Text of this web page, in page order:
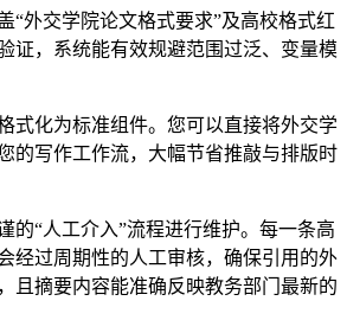
“外交学院论文格式要求”及高校格式红
证，系统能有效规避范围过泛、变量模
式化为标准组件。您可以直接将外交学
的写作工作流，大幅节省推敲与排版时
的“人工介入”流程进行维护。每一条高
经过周期性的人工审核，确保引用的外
且摘要内容能准确反映教务部门最新的